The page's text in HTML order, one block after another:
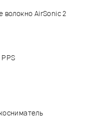
волокно AirSonic 2